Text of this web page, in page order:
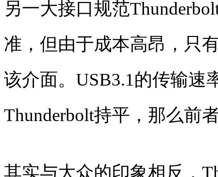
另一大接口规范
准，但由于成本高昂，只
该介面。USB3.1的传输速
Thunderbolt持平，那么前
其实与大众的印象相反，